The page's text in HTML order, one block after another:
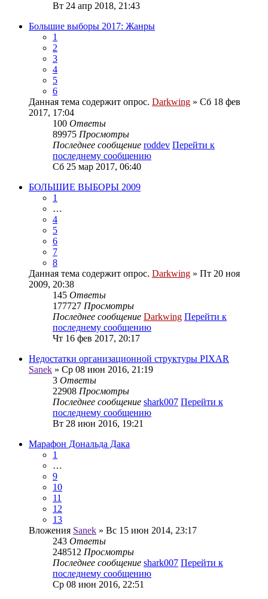
Вт 24 апр 2018, 21:43
Большие выборы 2017: Жанры
1
2
3
4
5
6
Данная тема содержит опрос. Darkwing » Сб 18 фев
2017, 17:04
100 Ответы
89975 Просмотры
Последнее сообщение roddev Перейти к
последнему сообщению
Сб 25 мар 2017, 06:40
БОЛЬШИЕ ВЫБОРЫ 2009
1
…
4
5
6
7
8
Данная тема содержит опрос. Darkwing » Пт 20 ноя
2009, 20:38
145 Ответы
177727 Просмотры
Последнее сообщение Darkwing Перейти к
последнему сообщению
Чт 16 фев 2017, 20:17
Недостатки организационной структуры PIXAR
Sanek » Ср 08 июн 2016, 21:19
3 Ответы
22908 Просмотры
Последнее сообщение shark007 Перейти к
последнему сообщению
Вт 28 июн 2016, 19:21
Марафон Дональда Дака
1
…
9
10
11
12
13
Вложения Sanek » Вс 15 июн 2014, 23:17
243 Ответы
248512 Просмотры
Последнее сообщение shark007 Перейти к
последнему сообщению
Ср 08 июн 2016, 22:51